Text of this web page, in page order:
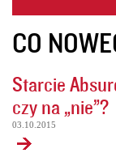
CO
Starcie
czy na „nie”?
03.10.2015